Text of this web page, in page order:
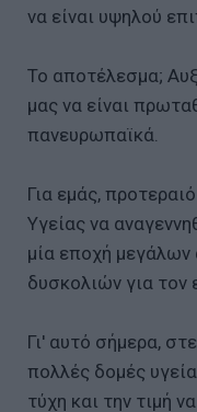
να είναι υψηλού
Το αποτέλεσμα;
μας να είναι
πανευρωπαϊκά.
Για εμάς,
Υγείας να
μία εποχή μεγάλων
δυσκολιών για τον
Γι' αυτό σήμερα,
πολλές δομές
τύχη και την τιμή